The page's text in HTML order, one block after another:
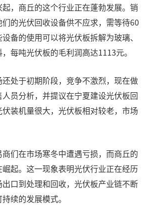
，商丘的这个行业正在蓬勃发展。销
的光伏回收设备供不应求，需等待60
备的使用可以将光伏板拆解为玻璃、
每吨光伏板的毛利润高达1113元。
处于初期阶段，竞争不激烈，现在做
员分析，并提议在宁夏建设光伏板回
装机量很大，光伏板相对较老，市场
们在市场寒冬中遭遇亏损，而商丘的
起。这一现象表明光伏行业正在经历
口到处理和回收，光伏板产业链不断
续的发展模式。